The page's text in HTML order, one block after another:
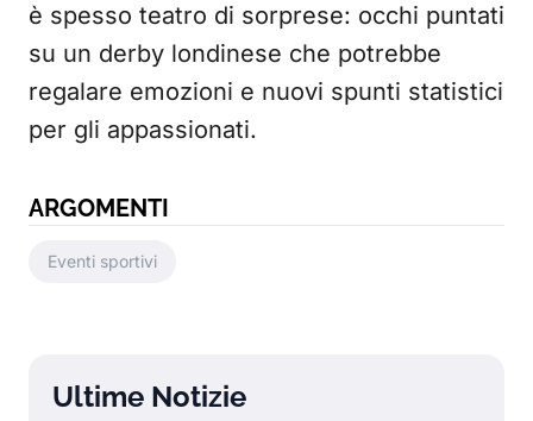
è spesso teatro di sorprese: occhi puntati
su un derby londinese che potrebbe
regalare emozioni e nuovi spunti statistici
per gli appassionati.
ARGOMENTI
Eventi sportivi
Ultime Notizie